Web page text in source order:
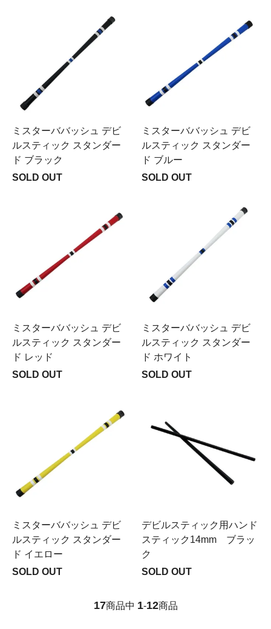
ミスターババッシュ デビ
ルスティック スタンダー
ド ブラック
SOLD OUT
ミスターババッシュ デビ
ルスティック スタンダー
ド ブルー
SOLD OUT
ミスターババッシュ デビ
ルスティック スタンダー
ド レッド
SOLD OUT
ミスターババッシュ デビ
ルスティック スタンダー
ド ホワイト
SOLD OUT
ミスターババッシュ デビ
ルスティック スタンダー
ド イエロー
SOLD OUT
デビルスティック用ハンド
スティック14mm ブラッ
ク
SOLD OUT
17商品中 1-12商品